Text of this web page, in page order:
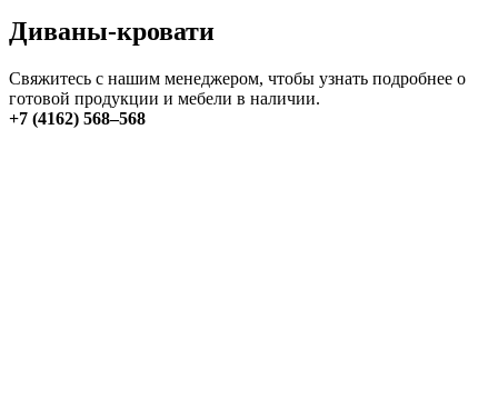
Диваны-кровати
Свяжитесь с нашим менеджером, чтобы узнать подробнее о
готовой продукции и мебели в наличии.
+7 (4162) 568–568